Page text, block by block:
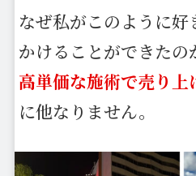
なぜ私がこのように
かけることができたの
高単価な施術で売り上
に他なりません。